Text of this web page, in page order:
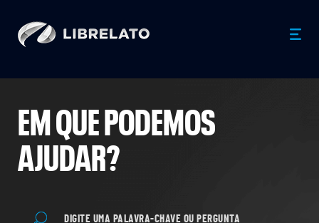
EM QUE PODEMOS
AJUDAR?